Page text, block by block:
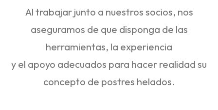
Al trabajar junto a nuestros socios, nos
aseguramos de que disponga de las
herramientas, la experiencia
y el apoyo adecuados para hacer realidad su
concepto de postres helados.